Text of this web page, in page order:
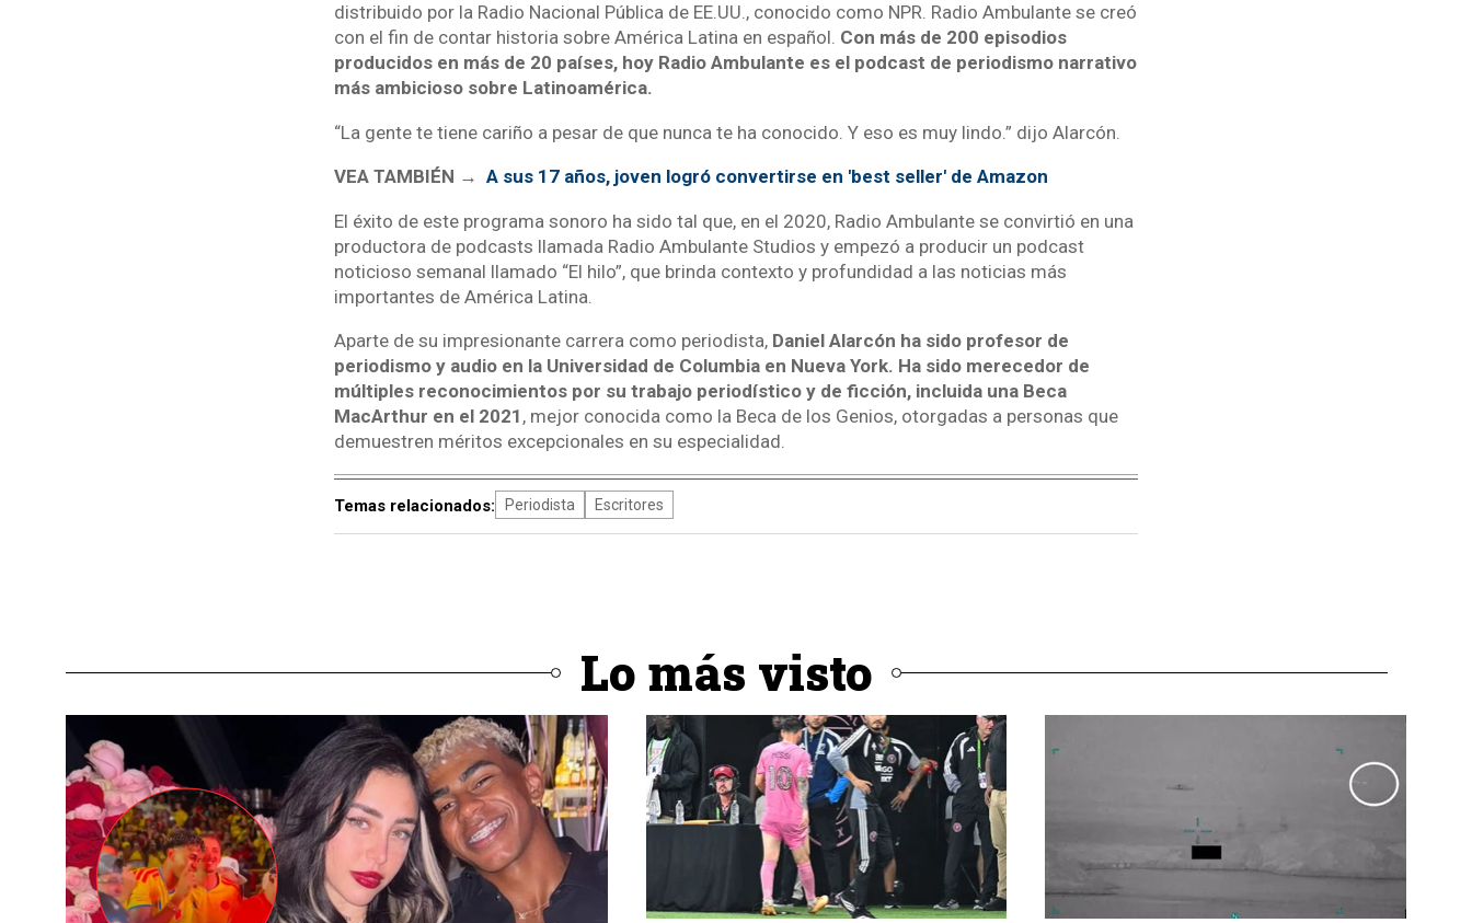
distribuido por la Radio Nacional Pública de EE.UU., conocido como NPR. Radio Ambulante se creó
con el fin de contar historia sobre América Latina en español. Con más de 200 episodios
producidos en más de 20 países, hoy Radio Ambulante es el podcast de periodismo narrativo
más ambicioso sobre Latinoamérica.
“La gente te tiene cariño a pesar de que nunca te ha conocido. Y eso es muy lindo.” dijo Alarcón.
VEA TAMBIÉN → A sus 17 años, joven logró convertirse en 'best seller' de Amazon
El éxito de este programa sonoro ha sido tal que, en el 2020, Radio Ambulante se convirtió en una
productora de podcasts llamada Radio Ambulante Studios y empezó a producir un podcast
noticioso semanal llamado “El hilo”, que brinda contexto y profundidad a las noticias más
importantes de América Latina.
Aparte de su impresionante carrera como periodista, Daniel Alarcón ha sido profesor de
periodismo y audio en la Universidad de Columbia en Nueva York. Ha sido merecedor de
múltiples reconocimientos por su trabajo periodístico y de ficción, incluida una Beca
MacArthur en el 2021 , mejor conocida como la Beca de los Genios, otorgadas a personas que
demuestren méritos excepcionales en su especialidad.
Temas relacionados: Periodista Escritores
Lo más visto